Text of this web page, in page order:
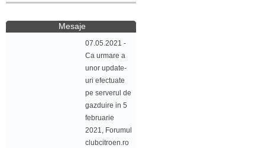
Mesaje
07.05.2021 -
Ca urmare a
unor update-
uri efectuate
pe serverul de
gazduire in 5
februarie
2021, Forumul
clubcitroen.ro